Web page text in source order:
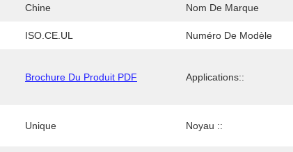
Chine Nom De Marque
ISO.CE.UL Numéro De Modèle
Brochure Du Produit PDF Applications::
Unique Noyau ::